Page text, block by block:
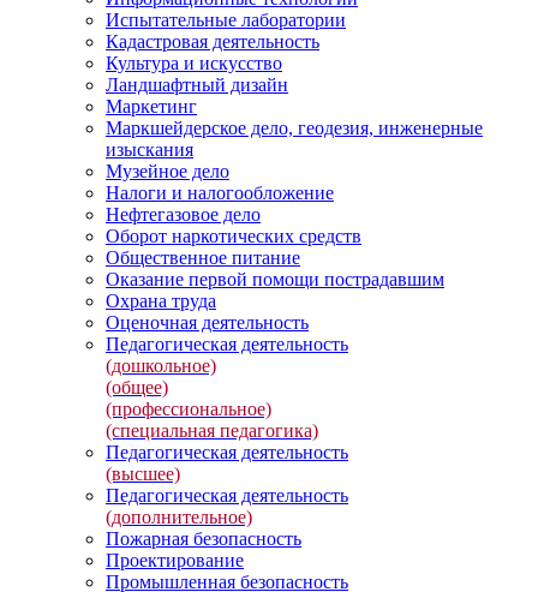
Испытательные лаборатории
Кадастровая деятельность
Культура и искусство
Ландшафтный дизайн
Маркетинг
Маркшейдерское дело, геодезия, инженерные
изыскания
Музейное дело
Налоги и налогообложение
Нефтегазовое дело
Оборот наркотических средств
Общественное питание
Оказание первой помощи пострадавшим
Охрана труда
Оценочная деятельность
Педагогическая деятельность
(дошкольное)
(общее)
(профессиональное)
(специальная педагогика)
Педагогическая деятельность
(высшее)
Педагогическая деятельность
(дополнительное)
Пожарная безопасность
Проектирование
Промышленная безопасность